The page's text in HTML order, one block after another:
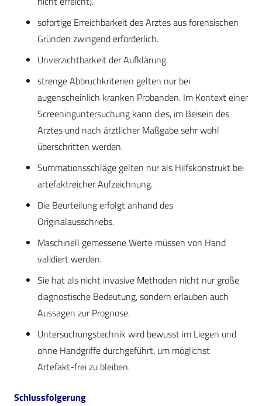
sofortige Erreichbarkeit des Arztes aus forensischen
Gründen zwingend erforderlich.
Unverzichtbarkeit der Aufklärung.
strenge Abbruchkriterien gelten nur bei
augenscheinlich kranken Probanden. Im Kontext einer
Screeninguntersuchung kann dies, im Beisein des
Arztes und nach ärztlicher Maßgabe sehr wohl
überschritten werden.
Summationsschläge gelten nur als Hilfskonstrukt bei
artefaktreicher Aufzeichnung.
Die Beurteilung erfolgt anhand des
Originalausschriebs.
Maschinell gemessene Werte müssen von Hand
validiert werden.
Sie hat als nicht invasive Methoden nicht nur große
diagnostische Bedeutung, sondern erlauben auch
Aussagen zur Prognose.
Untersuchungstechnik wird bewusst im Liegen und
ohne Handgriffe durchgeführt, um möglichst
Artefakt-frei zu bleiben.
Schlussfolgerung